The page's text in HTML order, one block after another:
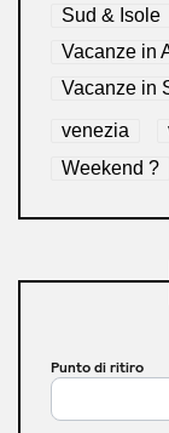
Sud & Isole
Vacanze in
Vacanze in
venezia
Weekend ?